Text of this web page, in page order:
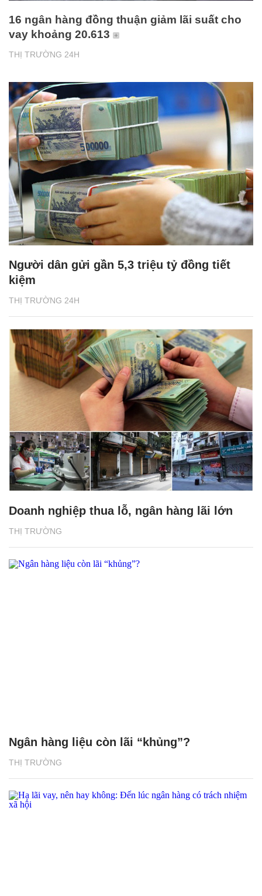
THỊ TRƯỜNG 24H
16 ngân hàng đồng thuận giảm lãi suất cho
vay khoảng 20.613
THỊ TRƯỜNG 24H
Người dân gửi gần 5,3 triệu tỷ đồng tiết
kiệm
THỊ TRƯỜNG
Doanh nghiệp thua lỗ, ngân hàng lãi lớn
THỊ TRƯỜNG
Ngân hàng liệu còn lãi “khủng”?